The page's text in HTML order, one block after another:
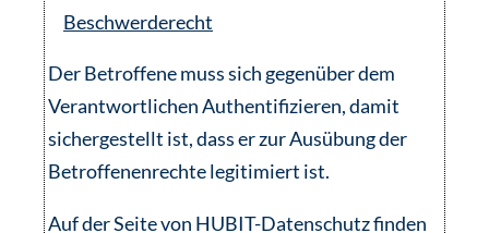
Beschwerderecht
Der Betroffene muss sich gegenüber dem
Verantwortlichen Authentifizieren, damit
sichergestellt ist, dass er zur Ausübung der
Betroffenenrechte legitimiert ist.
Auf der Seite von HUBIT-Datenschutz finden